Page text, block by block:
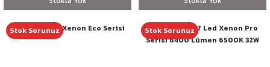
Stok Sorunuz
Niken H11 Led Xenon Eco Serisi Stok Sorunuz
Niken 880 H27 Led Xenon Pro
Serisi 6400 Lümen 6500K 32W